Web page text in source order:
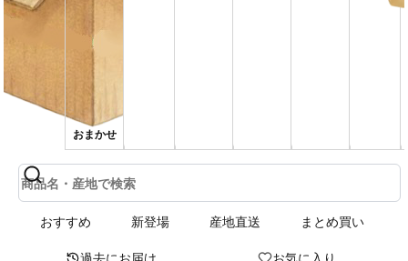
おまかせ
おすすめ 新登場 産地直送 まとめ買い